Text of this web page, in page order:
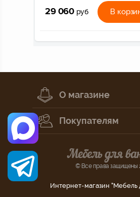
29 060 руб В
О магазине
Покупателям
© Все права защищены
Интернет-магазин "Мебель